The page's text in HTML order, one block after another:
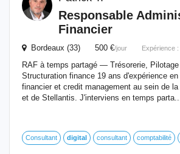
Responsable
Financier
Bordeaux (33) 500 €/jour Expérience :
RAF à temps partagé — Trésorerie,
Structuration finance 19 ans d'expérience
financier et credit management au sein de
et de Stellantis. J'interviens en temps
Consultant digital consultant comptabilité